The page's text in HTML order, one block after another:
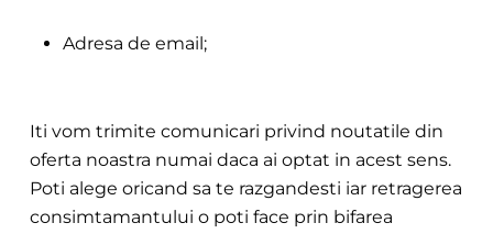
Adresa de email;
Iti vom trimite comunicari privind noutatile din
oferta noastra numai daca ai optat in acest sens.
Poti alege oricand sa te razgandesti iar retragerea
consimtamantului o poti face prin bifarea